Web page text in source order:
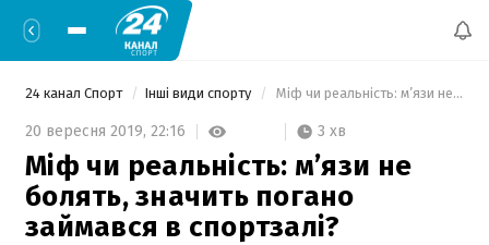
24 канал Спорт Інші види спорту Міф чи реальність: м’язи не болять, значить погано займався в спортзалі?
20 вересня 2019, 22:16 3 хв
Міф чи реальність: м’язи не
болять, значить погано
займався в спортзалі?